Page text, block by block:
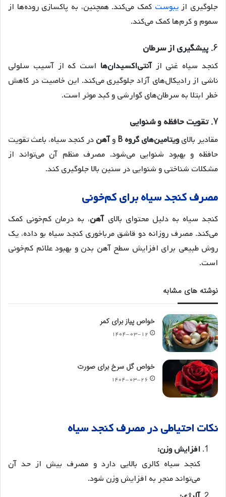
جلوگیری ازیبوست کمک می‌کند. همچنین، به پاکسازی روده‌ها از
سموم و کرم‌ها کمک می‌کند.
6. پیشگیری از سرطان
کنجد سیاه غنی ازآنتی‌اکسیدان‌ها است که از آسیب سلولی
ناشی از رادیکال‌های آزاد جلوگیری می‌کند. این خاصیت در کاهش
خطر ابتلا به سرطان‌های گوارشی و کبد موثر است.
7. تقویت حافظه و شنوایی
مقادیر بالایویتامین‌های گروه B وآهندر کنجد سیاه، باعث تقویت
حافظه و بهبود شنوایی می‌شود. مصرف منظم آن می‌تواند از
مشکلات شناختی و شنوایی در سنین بالا جلوگیری کند.
مصرف کنجد سیاه برای کم‌خونی
کنجد سیاه به دلیل محتوای بالایآهن، به درمان کم‌خونی کمک
می‌کند. مصرف روزانه دو قاشق مرباخوری کنجد سیاه بو داده، یک
روش طبیعی برای افزایش سطح آهن بدن و بهبود علائم کم‌خونی
است.
نوشته های مشابه
خواص پیاز برای کمر
۱۴۰۴-۰۳-۱۲
خواص گل سرخ برای صورت
۱۴۰۴-۰۳-۲۶
نکات احتیاطی در مصرف کنجد سیاه
افزایش وزن:
کنجد سیاه کالری بالایی دارد و مصرف بیش از حد آن
می‌تواند منجر به افزایش وزن شود.